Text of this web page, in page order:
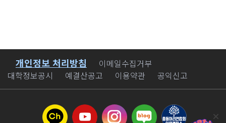
바로가기
개인정보 처리방침
이메일수집거부
대학정보공시
예결산공고 이용약관 공익신고